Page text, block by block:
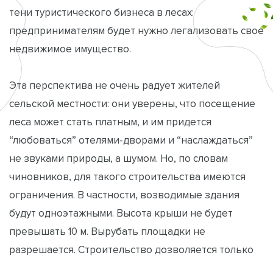
тени туристического бизнеса в лесах:
предпринимателям будет нужно легализовать свое
недвижимое имущество.
Эта перспектива не очень радует жителей
сельской местности: они уверены, что посещение
леса может стать платным, и им придется
“любоваться” отелями-дворами и “наслаждаться”
не звуками природы, а шумом. Но, по словам
чиновников, для такого строительства имеются
ограничения. В частности, возводимые здания
будут одноэтажными. Высота крыши не будет
превышать 10 м. Вырубать площадки не
разрешается. Строительство дозволяется только